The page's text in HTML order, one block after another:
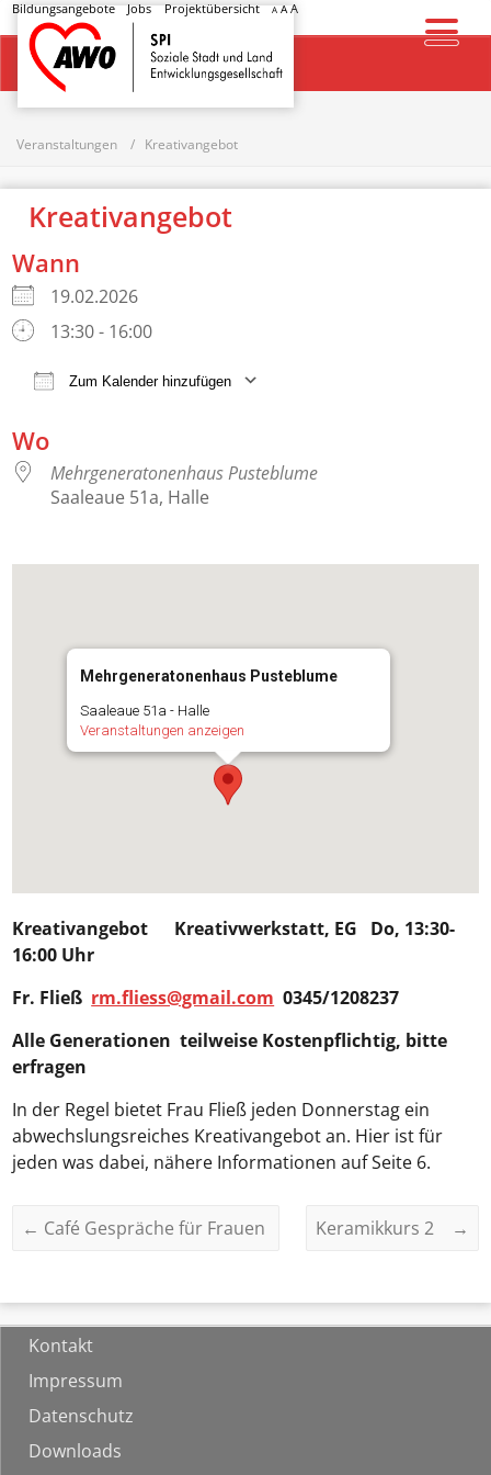
Bildungsangebote Jobs Projektübersicht A AA
Startseite
Veranstaltungen Kreativangebot
Kreativangebot
Wann
19.02.2026
13:30 - 16:00
Zum Kalender hinzufügen
Wo
Mehrgeneratonenhaus Pusteblume
Saaleaue 51a, Halle
Mehrgeneratonenhaus Pusteblume
Saaleaue 51a - Halle
Veranstaltungen anzeigen
Kreativangebot
Kreativwerkstatt, EG Do, 13:30-
16:00 Uhr
Fr. Fließ rm.fliess@gmail.com 0345/1208237
Alle Generationen teilweise Kostenpflichtig, bitte
erfragen
In der Regel bietet Frau Fließ jeden Donnerstag ein
abwechslungsreiches Kreativangebot an. Hier ist für
jeden was dabei, nähere Informationen auf Seite 6.
← Café Gespräche für Frauen Keramikkurs 2 →
Kontakt
Impressum
Datenschutz
Downloads